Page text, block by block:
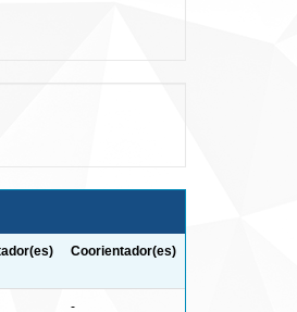
Coorientador(es)
-